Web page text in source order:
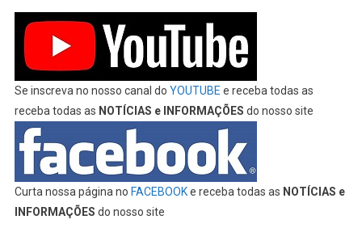
Se inscreva no nosso canal do YOUTUBE e receba todas as
receba todas as NOTÍCIAS e INFORMAÇÕES do nosso site
Curta nossa página no FACEBOOKe receba todas as NOTÍCIAS e
INFORMAÇÕES do nosso site